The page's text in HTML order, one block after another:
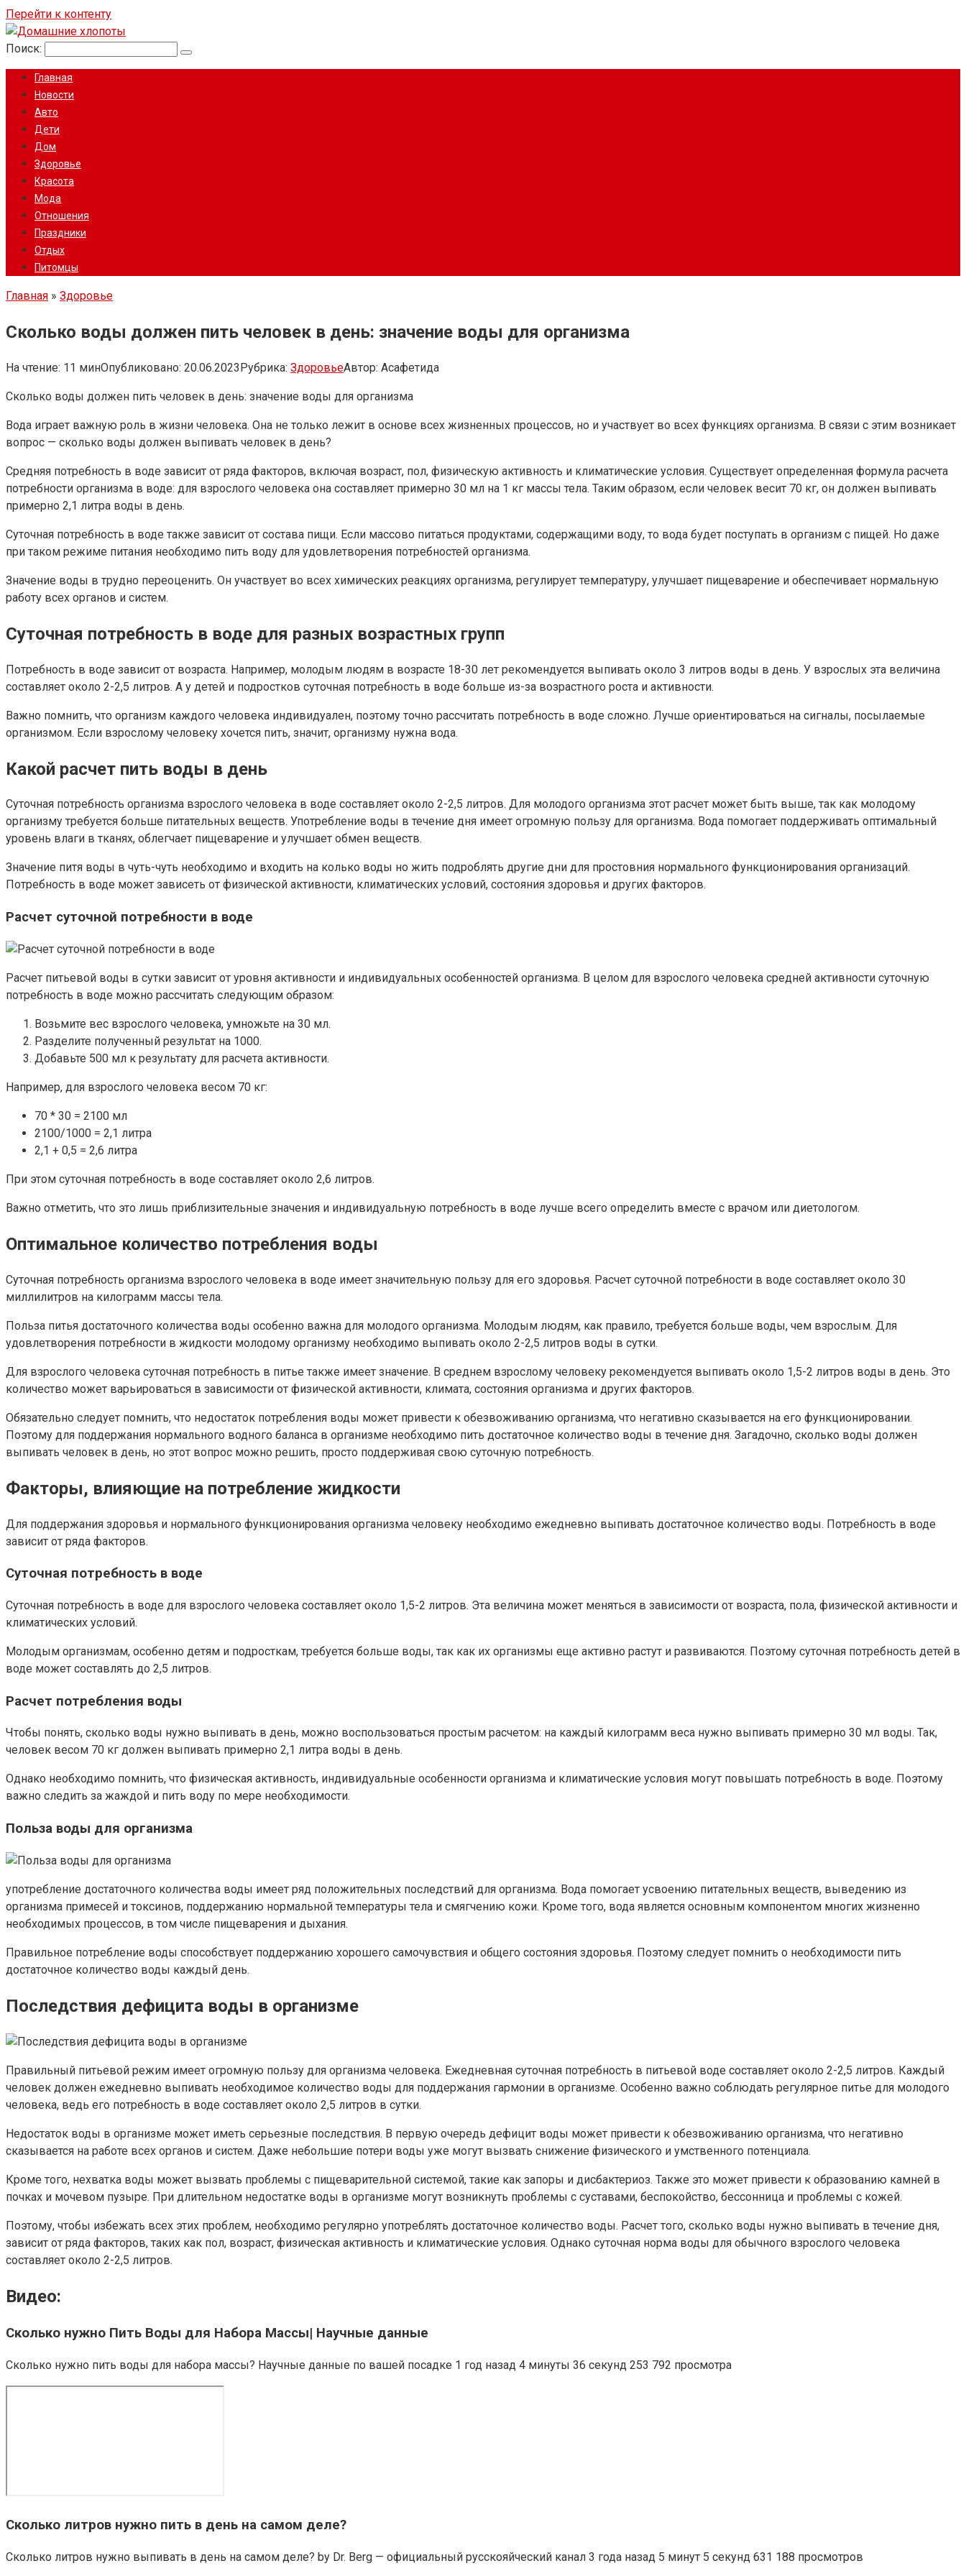
Перейти к контенту
Поиск:
Главная
Новости
Авто
Дети
Дом
Здоровье
Красота
Мода
Отношения
Праздники
Отдых
Питомцы
Главная » Здоровье
Сколько воды должен пить человек в день: значение воды для организма
На чтение: 11 минОпубликовано: 20.06.2023Рубрика: ЗдоровьеАвтор: Асафетида
Сколько воды должен пить человек в день: значение воды для организма
Вода играет важную роль в жизни человека. Она не только лежит в основе всех жизненных процессов, но и участвует во всех функциях организма. В связи с этим возникает
вопрос — сколько воды должен выпивать человек в день?
Средняя потребность в воде зависит от ряда факторов, включая возраст, пол, физическую активность и климатические условия. Существует определенная формула расчета
потребности организма в воде: для взрослого человека она составляет примерно 30 мл на 1 кг массы тела. Таким образом, если человек весит 70 кг, он должен выпивать
примерно 2,1 литра воды в день.
Суточная потребность в воде также зависит от состава пищи. Если массово питаться продуктами, содержащими воду, то вода будет поступать в организм с пищей. Но даже
при таком режиме питания необходимо пить воду для удовлетворения потребностей организма.
Значение воды в трудно переоценить. Он участвует во всех химических реакциях организма, регулирует температуру, улучшает пищеварение и обеспечивает нормальную
работу всех органов и систем.
Суточная потребность в воде для разных возрастных групп
Потребность в воде зависит от возраста. Например, молодым людям в возрасте 18-30 лет рекомендуется выпивать около 3 литров воды в день. У взрослых эта величина
составляет около 2-2,5 литров. А у детей и подростков суточная потребность в воде больше из-за возрастного роста и активности.
Важно помнить, что организм каждого человека индивидуален, поэтому точно рассчитать потребность в воде сложно. Лучше ориентироваться на сигналы, посылаемые
организмом. Если взрослому человеку хочется пить, значит, организму нужна вода.
Какой расчет пить воды в день
Суточная потребность организма взрослого человека в воде составляет около 2-2,5 литров. Для молодого организма этот расчет может быть выше, так как молодому
организму требуется больше питательных веществ. Употребление воды в течение дня имеет огромную пользу для организма. Вода помогает поддерживать оптимальный
уровень влаги в тканях, облегчает пищеварение и улучшает обмен веществ.
Значение питя воды в чуть-чуть необходимо и входить на колько воды но жить подроблять другие дни для простовния нормального функционирования организаций.
Потребность в воде может зависеть от физической активности, климатических условий, состояния здоровья и других факторов.
Расчет суточной потребности в воде
Расчет питьевой воды в сутки зависит от уровня активности и индивидуальных особенностей организма. В целом для взрослого человека средней активности суточную
потребность в воде можно рассчитать следующим образом:
Возьмите вес взрослого человека, умножьте на 30 мл.
Разделите полученный результат на 1000.
Добавьте 500 мл к результату для расчета активности.
Например, для взрослого человека весом 70 кг:
70 * 30 = 2100 мл
2100/1000 = 2,1 литра
2,1 + 0,5 = 2,6 литра
При этом суточная потребность в воде составляет около 2,6 литров.
Важно отметить, что это лишь приблизительные значения и индивидуальную потребность в воде лучше всего определить вместе с врачом или диетологом.
Оптимальное количество потребления воды
Суточная потребность организма взрослого человека в воде имеет значительную пользу для его здоровья. Расчет суточной потребности в воде составляет около 30
миллилитров на килограмм массы тела.
Польза питья достаточного количества воды особенно важна для молодого организма. Молодым людям, как правило, требуется больше воды, чем взрослым. Для
удовлетворения потребности в жидкости молодому организму необходимо выпивать около 2-2,5 литров воды в сутки.
Для взрослого человека суточная потребность в питье также имеет значение. В среднем взрослому человеку рекомендуется выпивать около 1,5-2 литров воды в день. Это
количество может варьироваться в зависимости от физической активности, климата, состояния организма и других факторов.
Обязательно следует помнить, что недостаток потребления воды может привести к обезвоживанию организма, что негативно сказывается на его функционировании.
Поэтому для поддержания нормального водного баланса в организме необходимо пить достаточное количество воды в течение дня. Загадочно, сколько воды должен
выпивать человек в день, но этот вопрос можно решить, просто поддерживая свою суточную потребность.
Факторы, влияющие на потребление жидкости
Для поддержания здоровья и нормального функционирования организма человеку необходимо ежедневно выпивать достаточное количество воды. Потребность в воде
зависит от ряда факторов.
Суточная потребность в воде
Суточная потребность в воде для взрослого человека составляет около 1,5-2 литров. Эта величина может меняться в зависимости от возраста, пола, физической активности и
климатических условий.
Молодым организмам, особенно детям и подросткам, требуется больше воды, так как их организмы еще активно растут и развиваются. Поэтому суточная потребность детей в
воде может составлять до 2,5 литров.
Расчет потребления воды
Чтобы понять, сколько воды нужно выпивать в день, можно воспользоваться простым расчетом: на каждый килограмм веса нужно выпивать примерно 30 мл воды. Так,
человек весом 70 кг должен выпивать примерно 2,1 литра воды в день.
Однако необходимо помнить, что физическая активность, индивидуальные особенности организма и климатические условия могут повышать потребность в воде. Поэтому
важно следить за жаждой и пить воду по мере необходимости.
Польза воды для организма
употребление достаточного количества воды имеет ряд положительных последствий для организма. Вода помогает усвоению питательных веществ, выведению из
организма примесей и токсинов, поддержанию нормальной температуры тела и смягчению кожи. Кроме того, вода является основным компонентом многих жизненно
необходимых процессов, в том числе пищеварения и дыхания.
Правильное потребление воды способствует поддержанию хорошего самочувствия и общего состояния здоровья. Поэтому следует помнить о необходимости пить
достаточное количество воды каждый день.
Последствия дефицита воды в организме
Правильный питьевой режим имеет огромную пользу для организма человека. Ежедневная суточная потребность в питьевой воде составляет около 2-2,5 литров. Каждый
человек должен ежедневно выпивать необходимое количество воды для поддержания гармонии в организме. Особенно важно соблюдать регулярное питье для молодого
человека, ведь его потребность в воде составляет около 2,5 литров в сутки.
Недостаток воды в организме может иметь серьезные последствия. В первую очередь дефицит воды может привести к обезвоживанию организма, что негативно
сказывается на работе всех органов и систем. Даже небольшие потери воды уже могут вызвать снижение физического и умственного потенциала.
Кроме того, нехватка воды может вызвать проблемы с пищеварительной системой, такие как запоры и дисбактериоз. Также это может привести к образованию камней в
почках и мочевом пузыре. При длительном недостатке воды в организме могут возникнуть проблемы с суставами, беспокойство, бессонница и проблемы с кожей.
Поэтому, чтобы избежать всех этих проблем, необходимо регулярно употреблять достаточное количество воды. Расчет того, сколько воды нужно выпивать в течение дня,
зависит от ряда факторов, таких как пол, возраст, физическая активность и климатические условия. Однако суточная норма воды для обычного взрослого человека
составляет около 2-2,5 литров.
Видео:
Сколько нужно Пить Воды для Набора Массы| Научные данные
Сколько нужно пить воды для набора массы? Научные данные по вашей посадке 1 год назад 4 минуты 36 секунд 253 792 просмотра
Сколько литров нужно пить в день на самом деле?
Сколько литров нужно выпивать в день на самом деле? by Dr. Berg — официальный русскояйческий канал 3 года назад 5 минут 5 секунд 631 188 просмотров